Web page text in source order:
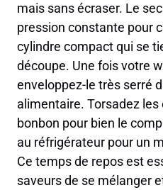
mais sans écraser. Le
pression constante pour
cylindre compact qui se
découpe. Une fois votre
enveloppez-le très serré
alimentaire. Torsadez
bonbon pour bien le
au réfrigérateur pour un
Ce temps de repos est
saveurs de se mélanger